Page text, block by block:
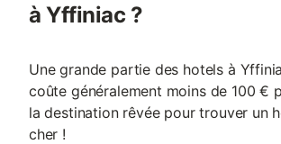
à Yffiniac ?
Une grande partie des hotels à
coûte généralement moins de 100 €
la destination rêvée pour trouver un
cher !